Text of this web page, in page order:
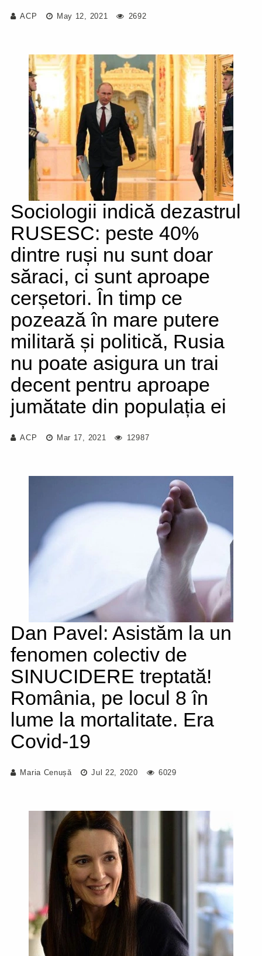
ACP May 12, 2021 2692
Sociologii indică dezastrul
RUSESC: peste 40%
dintre ruși nu sunt doar
săraci, ci sunt aproape
cerșetori. În timp ce
pozează în mare putere
militară și politică, Rusia
nu poate asigura un trai
decent pentru aproape
jumătate din populația ei
ACP Mar 17, 2021 12987
Dan Pavel: Asistăm la un
fenomen colectiv de
SINUCIDERE treptată!
România, pe locul 8 în
lume la mortalitate. Era
Covid-19
Maria Cenușă Jul 22, 2020 6029